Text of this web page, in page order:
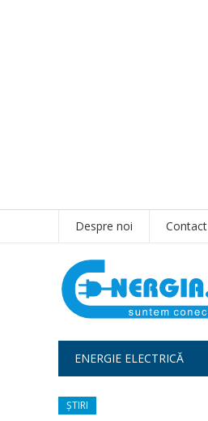
Despre noi Contact
ENERGIE ELECTRICĂ
ȘTIRI